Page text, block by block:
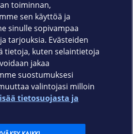
toiminnan,
sen käyttöä ja
sinulle sopivampaa
tarjouksia. Evästeiden
tietoja, kuten selaintietoja
jakaa
suostumuksesi
valintojasi milloin
tietosuojasta ja